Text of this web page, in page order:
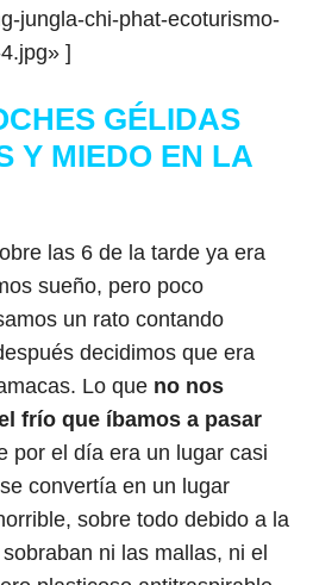
jungla-chi-phat-ecoturismo-
]
GÉLIDAS
Y MIEDO EN LA
las 6 de la tarde ya era
sueño, pero poco
un rato contando
decidimos que era
Lo que no nos
frío que íbamos a pasar
por el día era un lugar casi
convertía en un lugar
sobre todo debido a la
ni las mallas, ni el